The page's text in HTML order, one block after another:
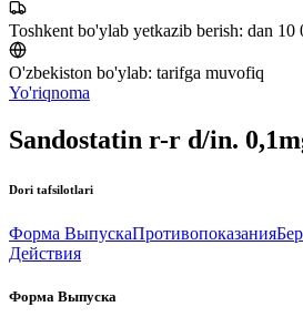
Toshkent bo'ylab yetkazib berish: dan 10
O'zbekiston bo'ylab: tarifga muvofiq
Yo'riqnoma
Sandostatin r-r d/in.
Dori tafsilotlari
Форма ВыпускаПротивопоказания
Действия
Форма Выпуска